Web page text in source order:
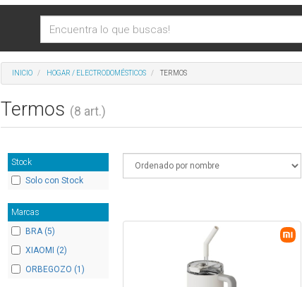
INICIO HOGAR / ELECTRODOMÉSTICOS TERMOS
Termos (8 art.)
Stock
Solo con Stock
Marcas
BRA (5)
XIAOMI (2)
ORBEGOZO (1)